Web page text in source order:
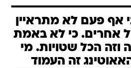
אף פעם לא מתראיין
אחרים. כי לא באמת
וזה הכל שטויות. מי
זה העמוד